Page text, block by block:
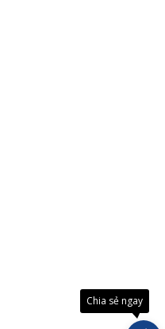
trải
phát
Chia sẻ ngay